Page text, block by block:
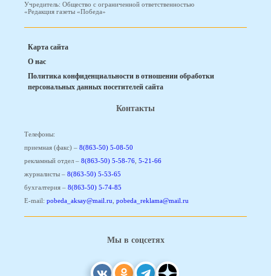
Учредитель: Общество с ограниченной ответственностью
«Редакция газеты «Победа»
Карта сайта
О нас
Политика конфиденциальности в отношении обработки
персональных данных посетителей сайта
Контакты
Телефоны:
приемная (факс) – 8(863-50) 5-08-50
рекламный отдел – 8(863-50) 5-58-76 5-21-66
журналисты – 8(863-50) 5-53-65
бухгалтерия – 8(863-50) 5-74-85
E-mail: pobeda_aksay@mail.ru pobeda_reklama@mail.ru
Мы в соцсетях